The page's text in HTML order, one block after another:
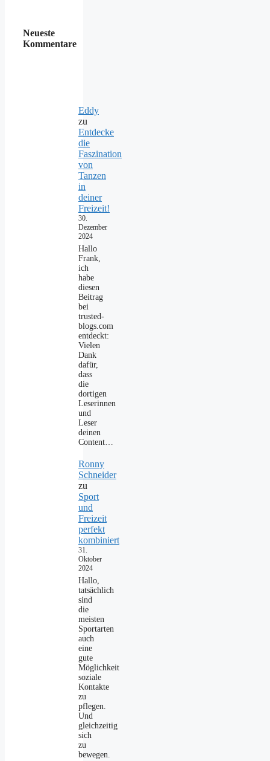
Neueste
Kommentare
Eddy
zu
Entdecke
die
Faszination
von
Tanzen
in
deiner
Freizeit!
30.
Dezember
2024
Hallo
Frank,
ich
habe
diesen
Beitrag
bei
trusted-
blogs.com
entdeckt:
Vielen
Dank
dafür,
dass
die
dortigen
Leserinnen
und
Leser
deinen
Content…
Ronny
Schneider
zu
Sport
und
Freizeit
perfekt
kombiniert
31.
Oktober
2024
Hallo,
tatsächlich
sind
die
meisten
Sportarten
auch
eine
gute
Möglichkeit
soziale
Kontakte
zu
pflegen.
Und
gleichzeitig
sich
zu
bewegen.